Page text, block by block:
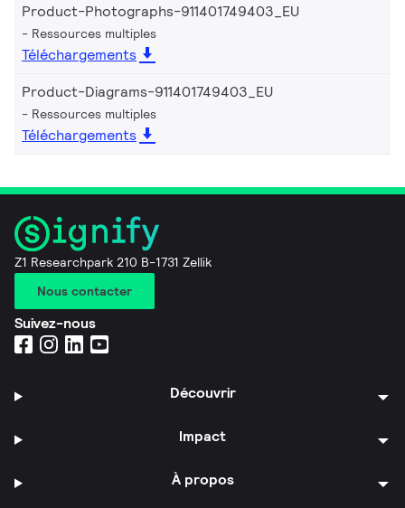
Product-Photographs-911401749403_EU
Ressources multiples
Téléchargements
Product-Diagrams-911401749403_EU
Ressources multiples
Téléchargements
Z1 Researchpark 210 B-1731 Zellik
Nous contacter
Suivez-nous
Découvrir
Impact
À propos